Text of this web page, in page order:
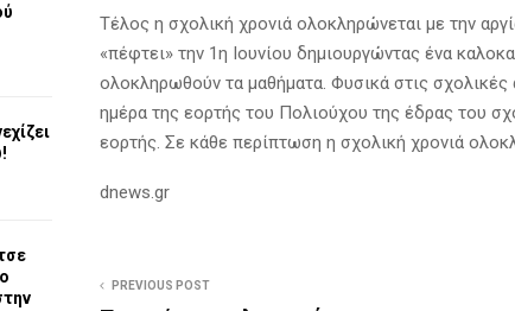
Τέλος η σχολική χρονιά ολοκληρώνεται με την
«πέφτει» την 1η Ιουνίου δημιουργώντας ένα
ολοκληρωθούν τα μαθήματα. Φυσικά στις σχολικές
ημέρα της εορτής του Πολιούχου της έδρας του
εορτής. Σε κάθε περίπτωση η σχολική χρονιά
dnews.gr
PREVIOUS POST